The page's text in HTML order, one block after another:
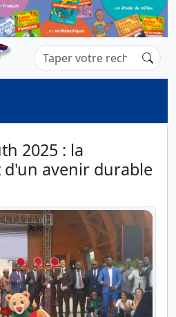
2025 : la
d'un avenir durable